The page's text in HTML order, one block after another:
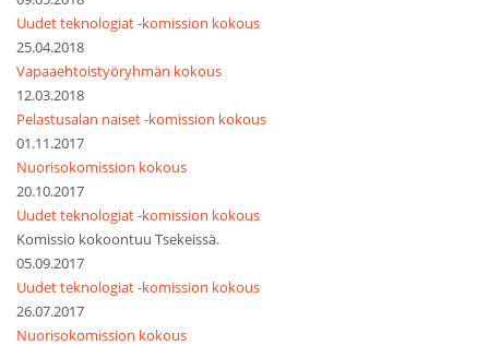
Uudet teknologiat -komission kokous
25.04.2018
Vapaaehtoistyöryhmän kokous
12.03.2018
Pelastusalan naiset -komission kokous
01.11.2017
Nuorisokomission kokous
20.10.2017
Uudet teknologiat -komission kokous
Komissio kokoontuu Tsekeissä.
05.09.2017
Uudet teknologiat -komission kokous
26.07.2017
Nuorisokomission kokous